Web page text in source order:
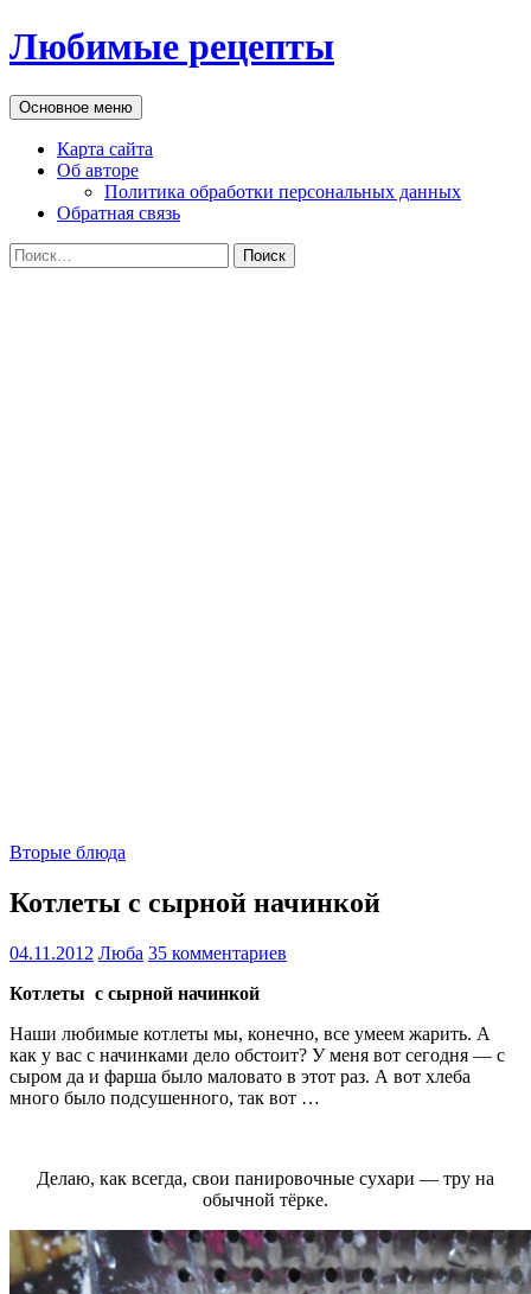
Перейти
к
Любимые рецепты
Поиск
Основное меню
Карта сайта
Об авторе
Политика обработки персональных данных
Обратная связь
Найти:
Вторые блюда
Котлеты с сырной начинкой
04.11.2012 Люба 35 комментариев
Котлеты с сырной начинкой
Наши любимые котлеты мы, конечно, все умеем жарить. А
как у вас с начинками дело обстоит? У меня вот сегодня — с
сыром да и фарша было маловато в этот раз. А вот хлеба
много было подсушенного, так вот …
Делаю, как всегда, свои панировочные сухари — тру на
обычной тёрке.